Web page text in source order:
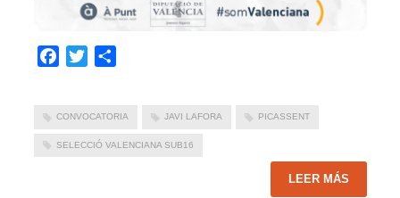
Facebook
Twitter
CONVOCATORIA JAVI LAFORA PICASSENT
SELECCIÓ VALENCIANA SUB16
LEER MÁS